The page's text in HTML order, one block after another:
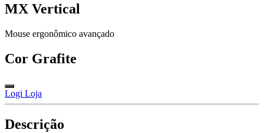
MX Vertical
Mouse ergonômico avançado
Cor Grafite
Logi Loja
Descrição